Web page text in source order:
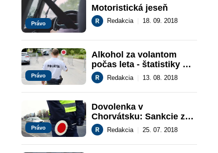
Právo
Motoristická jeseň
Redakcia 18. 09. 2018
Právo
Alkohol za volantom
počas leta - štatistiky
PPZRedakcia 13. 08. 2018
Právo
Dovolenka v
Chorvátsku: Sankcie za
dopravné priestupky
Redakcia 25. 07. 2018